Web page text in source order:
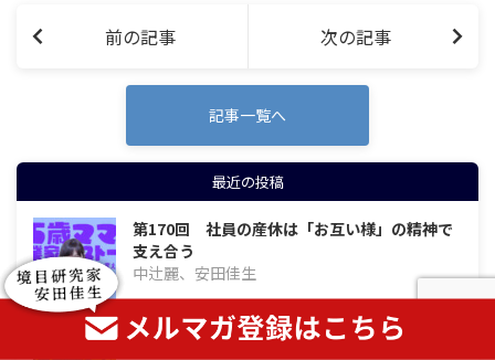
前の記事 次の記事
記事一覧へ
最近の投稿
第170回 社員の産休は「お互い様」の精神で
支え合う
中辻麗、安田佳生
経営者の仕事